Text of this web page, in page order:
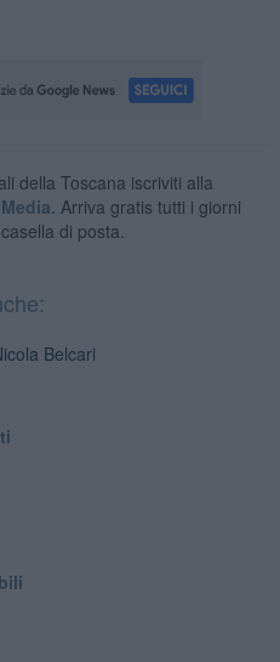
della Toscana iscriviti alla
Arriva gratis tutti i giorni
di posta.
Belcari